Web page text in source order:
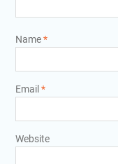
Name*
Email*
Website